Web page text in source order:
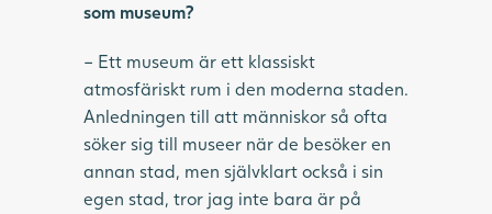
som museum?
– Ett museum är ett klassiskt
atmosfäriskt rum i den moderna staden.
Anledningen till att människor så ofta
söker sig till museer när de besöker en
annan stad, men självklart också i sin
egen stad, tror jag inte bara är på